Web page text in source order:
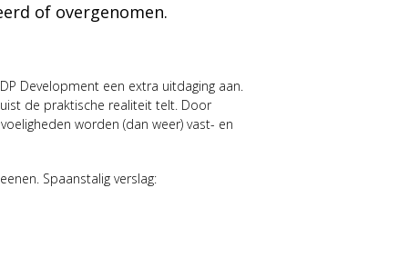
of overgenomen.
Development een extra uitdaging aan.
de praktische realiteit telt. Door
worden (dan weer) vast- en
Spaanstalig verslag: